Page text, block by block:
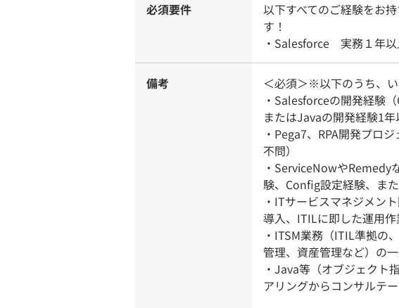
必須要件
以下すべてのご経験をお
す！
・Salesforce 実務１年
備考
＜必須＞※以下のうち、
・Salesforceの開発経験
またはJavaの開発経験1年
・Pega7、RPA開発プロ
不問）
・ServiceNowやRemedy
験、Config設定経験、ま
・ITサービスマネジメン
導入、ITILに即した運用
・ITSM業務（ITIL準拠の
管理、資産管理など）の
・Java等（オブジェクト
アリングからコンサルテ